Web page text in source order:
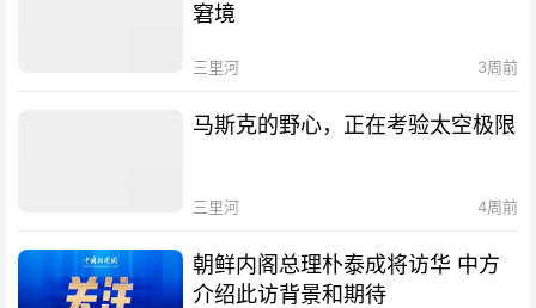
窘境
三里河 3周前
马斯克的野心，正在考验太空极限
三里河 4周前
朝鲜内阁总理朴泰成将访华 中方
介绍此访背景和期待